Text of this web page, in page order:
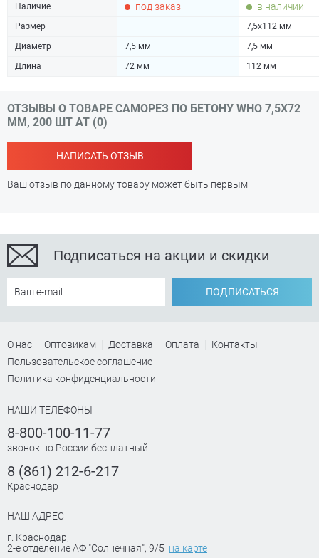
Наличие под заказ в наличии
Размер
7,5х112 мм
Диаметр
7,5 мм
7,5 мм
Длина
72 мм 112 мм
ОТЗЫВЫ О ТОВАРЕ САМОРЕЗ ПО БЕТОНУ WHO 7,5Х72
ММ, 200 ШТ АТ (0)
НАПИСАТЬ ОТЗЫВ
Ваш отзыв по данному товару может быть первым
Подписаться на акции и скидки
ПОДПИСАТЬСЯ
О нас Оптовикам Доставка Оплата
Контакты
Пользовательское соглашение
Политика конфиденциальности
НАШИ ТЕЛЕФОНЫ
8-800-100-11-77
звонок по России бесплатный
8 (861) 212-6-217
Краснодар
НАШ АДРЕС
г. Краснодар,
2-е отделение АФ "Солнечная", 9/5 на карте